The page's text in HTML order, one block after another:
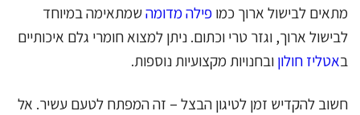
מתאים לבישול ארוך כמו פילה מדומהשמתאימה במיוחד
לבישול ארוך, וגזר טרי וכתום. ניתן למצוא חומרי גלם איכותיים
באטליז חולון ובחנויות מקצועיות נוספות.
חשוב להקדיש זמן לטיגון הבצל – זה המפתח לטעם עשיר. אל